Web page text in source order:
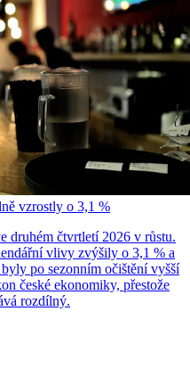
vzrostly o 3,1 %
druhém čtvrtletí 2026 v růstu.
vlivy zvýšily o 3,1 % a
po sezonním očištění vyšší
české ekonomiky, přestože
rozdílný.